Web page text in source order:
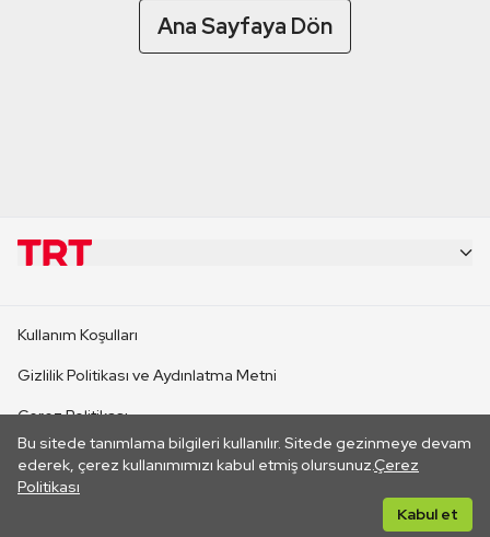
Ana Sayfaya Dön
Bu sitede tanımlama bilgileri kullanılır. Sitede gezinmeye devam
ederek, çerez kullanımımızı kabul etmiş olursunuz.Çerez
Politikası
Kabul et
CANLI YAYINLAR
Kullanım Koşulları
Gizlilik Politikası ve Aydınlatma Metni
Çerez Politikası
İletişim
Her hakkı saklıdır. ©2026 TRT. Bağlantı yoluyla gidilen dış